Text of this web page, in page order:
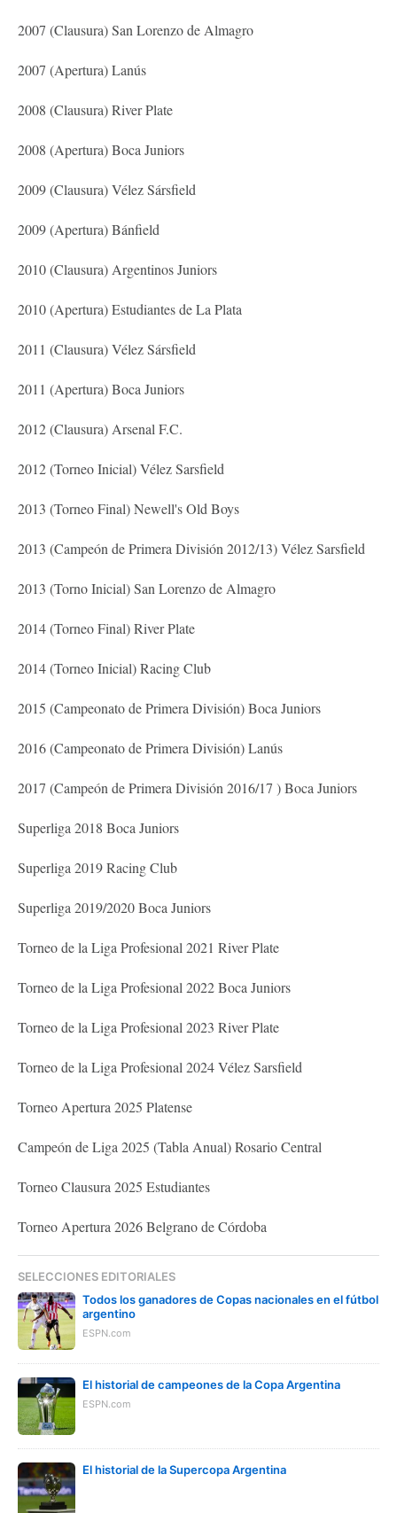
2007 (Clausura) San Lorenzo de Almagro
2007 (Apertura) Lanús
2008 (Clausura) River Plate
2008 (Apertura) Boca Juniors
2009 (Clausura) Vélez Sársfield
2009 (Apertura) Bánfield
2010 (Clausura) Argentinos Juniors
2010 (Apertura) Estudiantes de La Plata
2011 (Clausura) Vélez Sársfield
2011 (Apertura) Boca Juniors
2012 (Clausura) Arsenal F.C.
2012 (Torneo Inicial) Vélez Sarsfield
2013 (Torneo Final) Newell's Old Boys
2013 (Campeón de Primera División 2012/13) Vélez Sarsfield
2013 (Torno Inicial) San Lorenzo de Almagro
2014 (Torneo Final) River Plate
2014 (Torneo Inicial) Racing Club
2015 (Campeonato de Primera División) Boca Juniors
2016 (Campeonato de Primera División) Lanús
2017 (Campeón de Primera División 2016/17 ) Boca Juniors
Superliga 2018 Boca Juniors
Superliga 2019 Racing Club
Superliga 2019/2020 Boca Juniors
Torneo de la Liga Profesional 2021 River Plate
Torneo de la Liga Profesional 2022 Boca Juniors
Torneo de la Liga Profesional 2023 River Plate
Torneo de la Liga Profesional 2024 Vélez Sarsfield
Torneo Apertura 2025 Platense
Campeón de Liga 2025 (Tabla Anual) Rosario Central
Torneo Clausura 2025 Estudiantes
Torneo Apertura 2026 Belgrano de Córdoba
SELECCIONES EDITORIALES
Todos los ganadores de Copas nacionales en el fútbol
argentino
ESPN.com
El historial de campeones de la Copa Argentina
ESPN.com
El historial de la Supercopa Argentina